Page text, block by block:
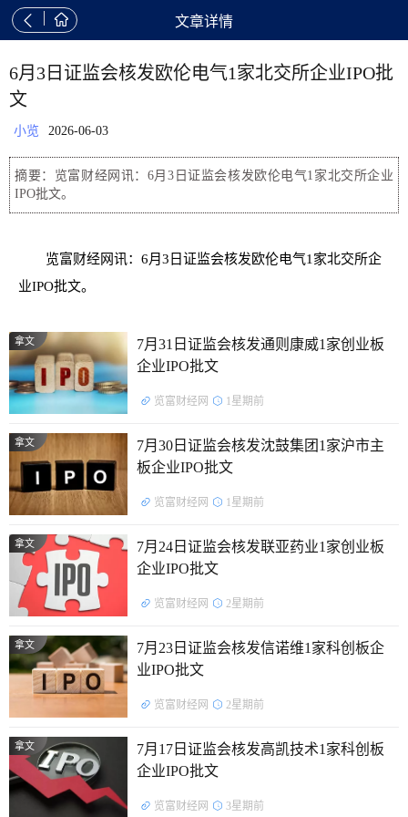
  文章详情
6月3日证监会核发欧伦电气1家北交所企业IPO批
文
小览 2026-06-03
摘要：览富财经网讯：6月3日证监会核发欧伦电气1家北交所企业
IPO批文。
览富财经网讯：6月3日证监会核发欧伦电气1家北交所企
业IPO批文。
拿文
7月31日证监会核发通则康威1家创业板
企业IPO批文
览富财经网 1星期前
拿文
7月30日证监会核发沈鼓集团1家沪市主
板企业IPO批文
览富财经网 1星期前
拿文
7月24日证监会核发联亚药业1家创业板
企业IPO批文
览富财经网 2星期前
拿文
7月23日证监会核发信诺维1家科创板企
业IPO批文
览富财经网 2星期前
拿文
7月17日证监会核发高凯技术1家科创板
企业IPO批文
览富财经网 3星期前